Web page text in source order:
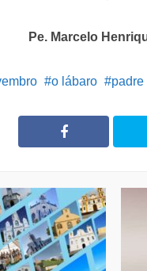
Pe. Marcelo
o lábaro